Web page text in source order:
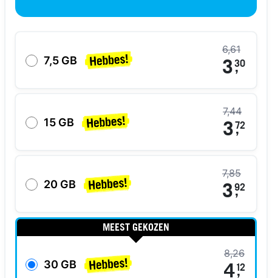
7,5 GB
6,61
3,
30
15 GB
7,44
3 ,72
20 GB
7,85
3,
92
MEEST GEKOZEN
30 GB
8,26
4,
12